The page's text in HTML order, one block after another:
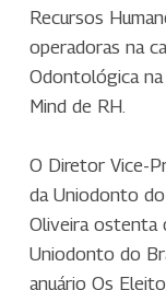
Recursos
operadoras na
Odontológica
Mind de RH.
O Diretor Vice-
da Uniodonto
Oliveira ostenta
Uniodonto do
anuário Os